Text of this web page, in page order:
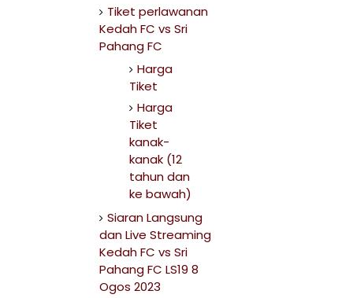
Tiket perlawanan
Kedah FC vs Sri
Pahang FC
Harga
Tiket
Harga
Tiket
kanak-
kanak (12
tahun dan
ke bawah)
Siaran Langsung
dan Live Streaming
Kedah FC vs Sri
Pahang FC LS19 8
Ogos 2023